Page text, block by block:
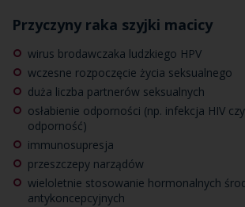
Przyczyny raka szyjki macicy
wirus brodawczaka ludzkiego HPV
wczesne rozpoczęcie życia seksualnego
duża liczba partnerów seksualnych
osłabienie odporności (np. infekcja HIV
odporność)
immunosupresja
przeszczepy narządów
wieloletnie stosowanie hormonalnych
antykoncepcyjnych